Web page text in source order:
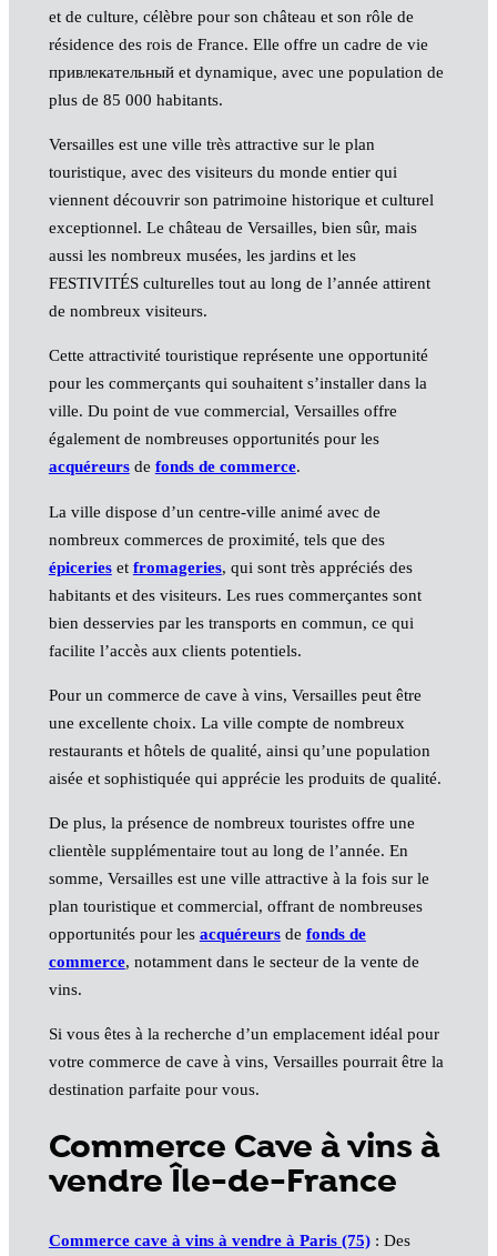
et de culture, célèbre pour son château et son rôle de
résidence des rois de France. Elle offre un cadre de vie
привлекательный et dynamique, avec une population de
plus de 85 000 habitants.
Versailles est une ville très attractive sur le plan
touristique, avec des visiteurs du monde entier qui
viennent découvrir son patrimoine historique et culturel
exceptionnel. Le château de Versailles, bien sûr, mais
aussi les nombreux musées, les jardins et les
FESTIVITÉS culturelles tout au long de l’année attirent
de nombreux visiteurs.
Cette attractivité touristique représente une opportunité
pour les commerçants qui souhaitent s’installer dans la
ville. Du point de vue commercial, Versailles offre
également de nombreuses opportunités pour les
acquéreursde fonds de commerce.
La ville dispose d’un centre-ville animé avec de
nombreux commerces de proximité, tels que des
épicerieset fromageries, qui sont très appréciés des
habitants et des visiteurs. Les rues commerçantes sont
bien desservies par les transports en commun, ce qui
facilite l’accès aux clients potentiels.
Pour un commerce de cave à vins, Versailles peut être
une excellente choix. La ville compte de nombreux
restaurants et hôtels de qualité, ainsi qu’une population
aisée et sophistiquée qui apprécie les produits de qualité.
De plus, la présence de nombreux touristes offre une
clientèle supplémentaire tout au long de l’année. En
somme, Versailles est une ville attractive à la fois sur le
plan touristique et commercial, offrant de nombreuses
opportunités pour les acquéreursde fonds de
commerce, notamment dans le secteur de la vente de
vins.
Si vous êtes à la recherche d’un emplacement idéal pour
votre commerce de cave à vins, Versailles pourrait être la
destination parfaite pour vous.
Commerce Cave à vins à
vendre Île-de-France
Commerce cave à vins à vendre à Paris (75): Des